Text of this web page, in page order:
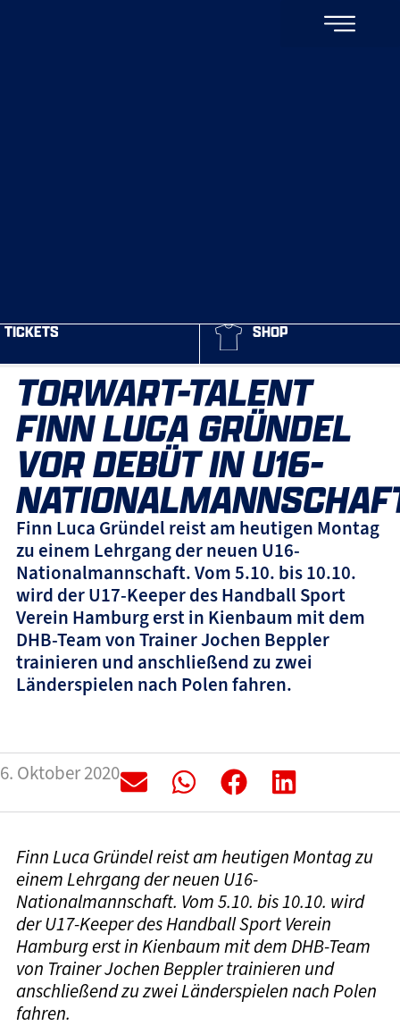
TICKETS SHOP
TORWART-TALENT
FINN LUCA GRÜNDEL
VOR DEBÜT IN U16-
Finn Luca Gründel reist am heutigen Montag
zu einem Lehrgang der neuen U16-
Nationalmannschaft. Vom 5.10. bis 10.10.
wird der U17-Keeper des Handball Sport
Verein Hamburg erst in Kienbaum mit dem
DHB-Team von Trainer Jochen Beppler
trainieren und anschließend zu zwei
Länderspielen nach Polen fahren.
6. Oktober 2020
Finn Luca Gründel reist am heutigen Montag zu
einem Lehrgang der neuen U16-
Nationalmannschaft. Vom 5.10. bis 10.10. wird
der U17-Keeper des Handball Sport Verein
Hamburg erst in Kienbaum mit dem DHB-Team
von Trainer Jochen Beppler trainieren und
anschließend zu zwei Länderspielen nach Polen
fahren.